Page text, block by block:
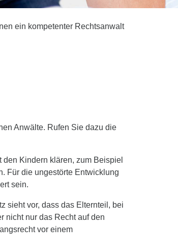
ein kompetenter Rechtsanwalt
Anwälte. Rufen Sie dazu die
Kindern klären, zum Beispiel
Für die ungestörte Entwicklung
sein.
sieht vor, dass das Elternteil, bei
nicht nur das Recht auf den
vor einem